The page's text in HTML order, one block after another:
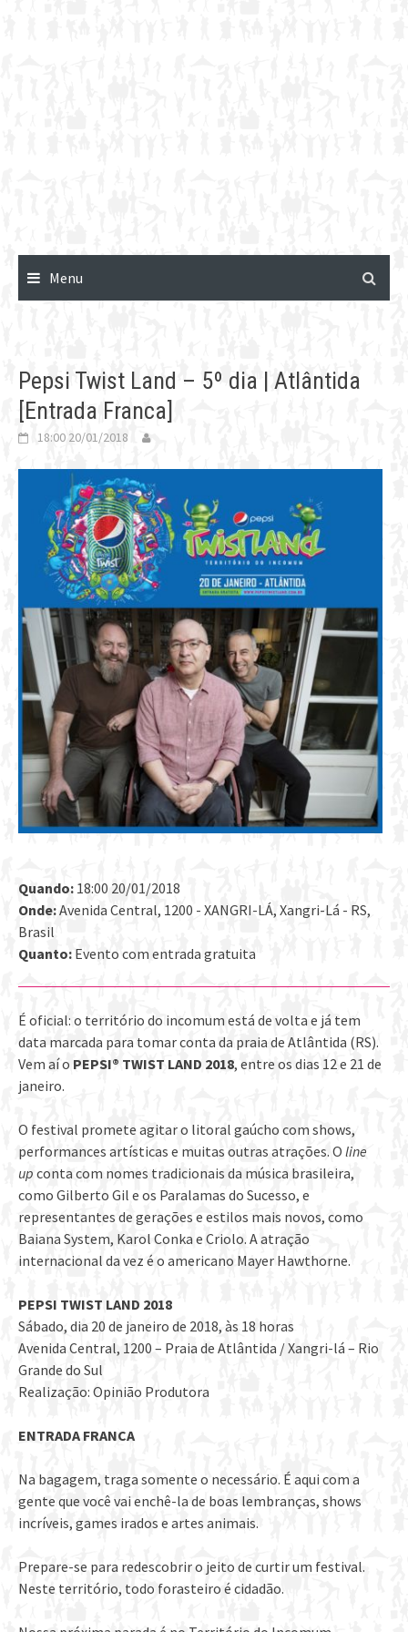
Menu
Pepsi Twist Land – 5º dia | Atlântida
[Entrada Franca]
18:00 20/01/2018
Quando: 18:00 20/01/2018
Onde:Avenida Central, 1200 - XANGRI-LÁ, Xangri-Lá - RS,
Brasil
Quanto: Evento com entrada gratuita
É oficial: o território do incomum está de volta e já tem
data marcada para tomar conta da praia de Atlântida (RS).
Vem aí o PEPSI® TWIST LAND 2018, entre os dias 12 e 21 de
janeiro.
O festival promete agitar o litoral gaúcho com shows,
performances artísticas e muitas outras atrações. O line
up conta com nomes tradicionais da música brasileira,
como Gilberto Gil e os Paralamas do Sucesso, e
representantes de gerações e estilos mais novos, como
Baiana System, Karol Conka e Criolo. A atração
internacional da vez é o americano Mayer Hawthorne.
PEPSI TWIST LAND 2018
Sábado, dia 20 de janeiro de 2018, às 18 horas
Avenida Central, 1200 – Praia de Atlântida / Xangri-lá – Rio
Grande do Sul
Realização: Opinião Produtora
ENTRADA FRANCA
Na bagagem, traga somente o necessário. É aqui com a
gente que você vai enchê-la de boas lembranças, shows
incríveis, games irados e artes animais.
Prepare-se para redescobrir o jeito de curtir um festival.
Neste território, todo forasteiro é cidadão.